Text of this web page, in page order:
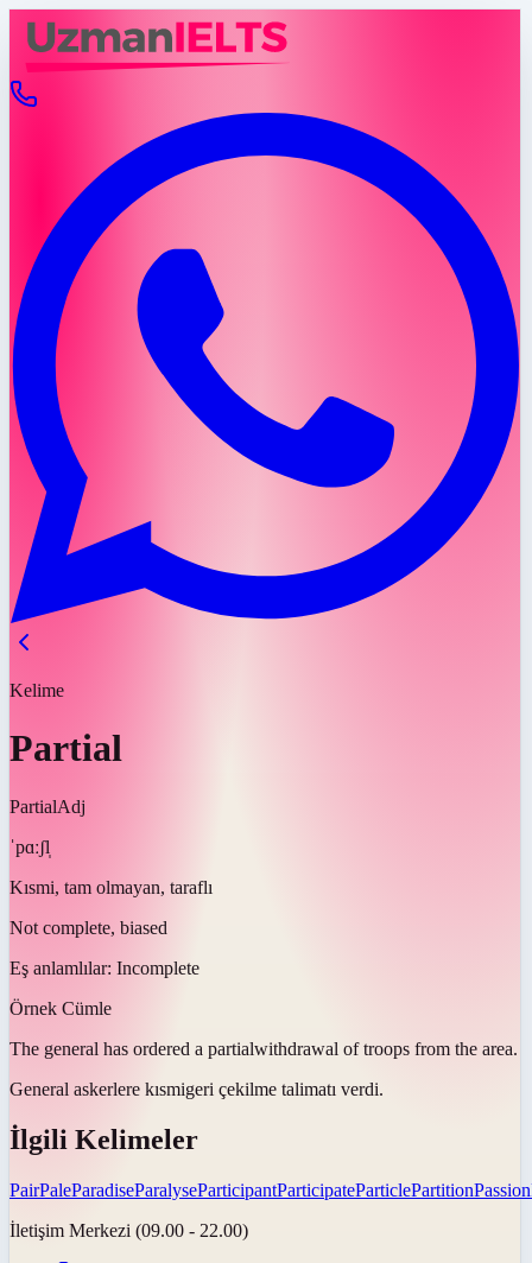
Kelime
Partial
PartialAdj
ˈpɑːʃl̩
Kısmi, tam olmayan, taraflı
Not complete, biased
Eş anlamlılar: Incomplete
Örnek Cümle
The general has ordered a partialwithdrawal of troops from the area.
General askerlere kısmigeri çekilme talimatı verdi.
İlgili Kelimeler
PairPaleParadiseParalyseParticipantParticipateParticlePartitionPassion
İletişim Merkezi (09.00 - 22.00)